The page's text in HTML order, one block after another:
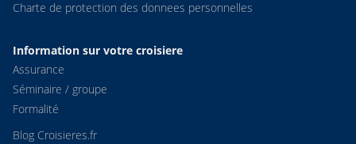
Charte de protection des donnees personnelles
Information sur votre croisiere
Assurance
Séminaire / groupe
Formalité
Blog Croisieres.fr